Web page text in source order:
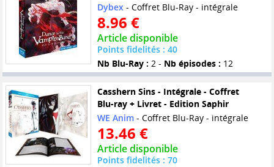
Dybex- Coffret Blu-Ray - intégrale
8.96 €
Article disponible
Points fidelités : 40
Nb Blu-Ray : 2 - Nb épisodes : 12
Casshern Sins - Intégrale - Coffret
Blu-ray + Livret - Edition Saphir
WE Anim- Coffret Blu-Ray - intégrale
13.46 €
Article disponible
Points fidelités : 70